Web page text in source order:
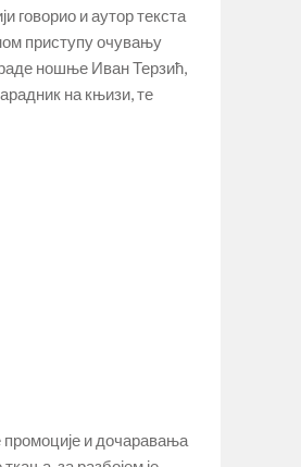
говорио и аутор текста
приступу очувању
ношње Иван Терзић,
на књизи, те
промоције и дочаравања